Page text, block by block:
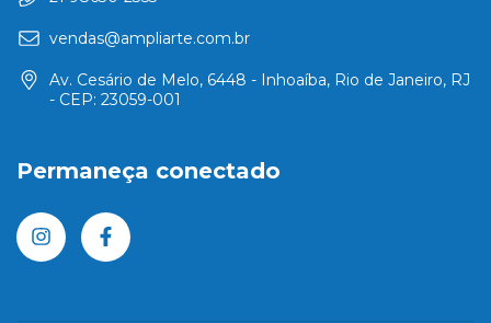
vendas@ampliarte.com.br
Av. Cesário de Melo, 6448 - Inhoaíba, Rio de Janeiro, RJ
- CEP: 23059-001
Permaneça conectado